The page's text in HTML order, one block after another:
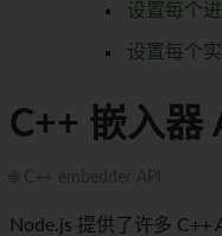
设置每个
设置每个
C++ 嵌入器
Node.js 提供了许多 C++